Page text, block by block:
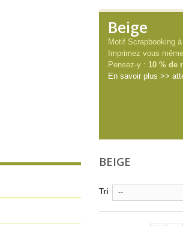
Beige
Motif Scrapbooking
Imprimez vous
Pensez-y : 10 % de
En savoir plus >>
BEIGE
Tri --